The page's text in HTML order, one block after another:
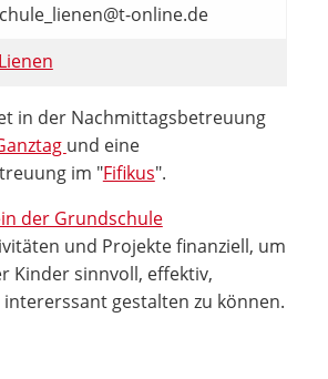
online.de
in der Nachmittagsbetreuung
und eine
im "Fifikus".
der Grundschule
und Projekte finanziell, um
Kinder sinnvoll, effektiv,
gestalten zu können.